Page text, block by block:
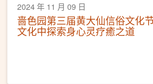
2024 年 11 月 09 日
啬色园第三届黄大仙信俗文化
文化中探索身心灵疗癒之道